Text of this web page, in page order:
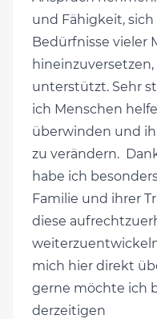
und Fähigkeit,
Bedürfnisse vieler
unterstützt. Sehr
ich Menschen
überwinden und
zu verändern.
habe ich
Familie und ihrer
diese
mich hier direkt
gerne möchte ich
derzeitigen